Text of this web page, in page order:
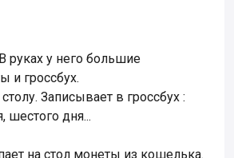
руках у него большие
и гроссбух.
Записывает в гроссбух :
шестого дня...
на стол монеты из кошелька.